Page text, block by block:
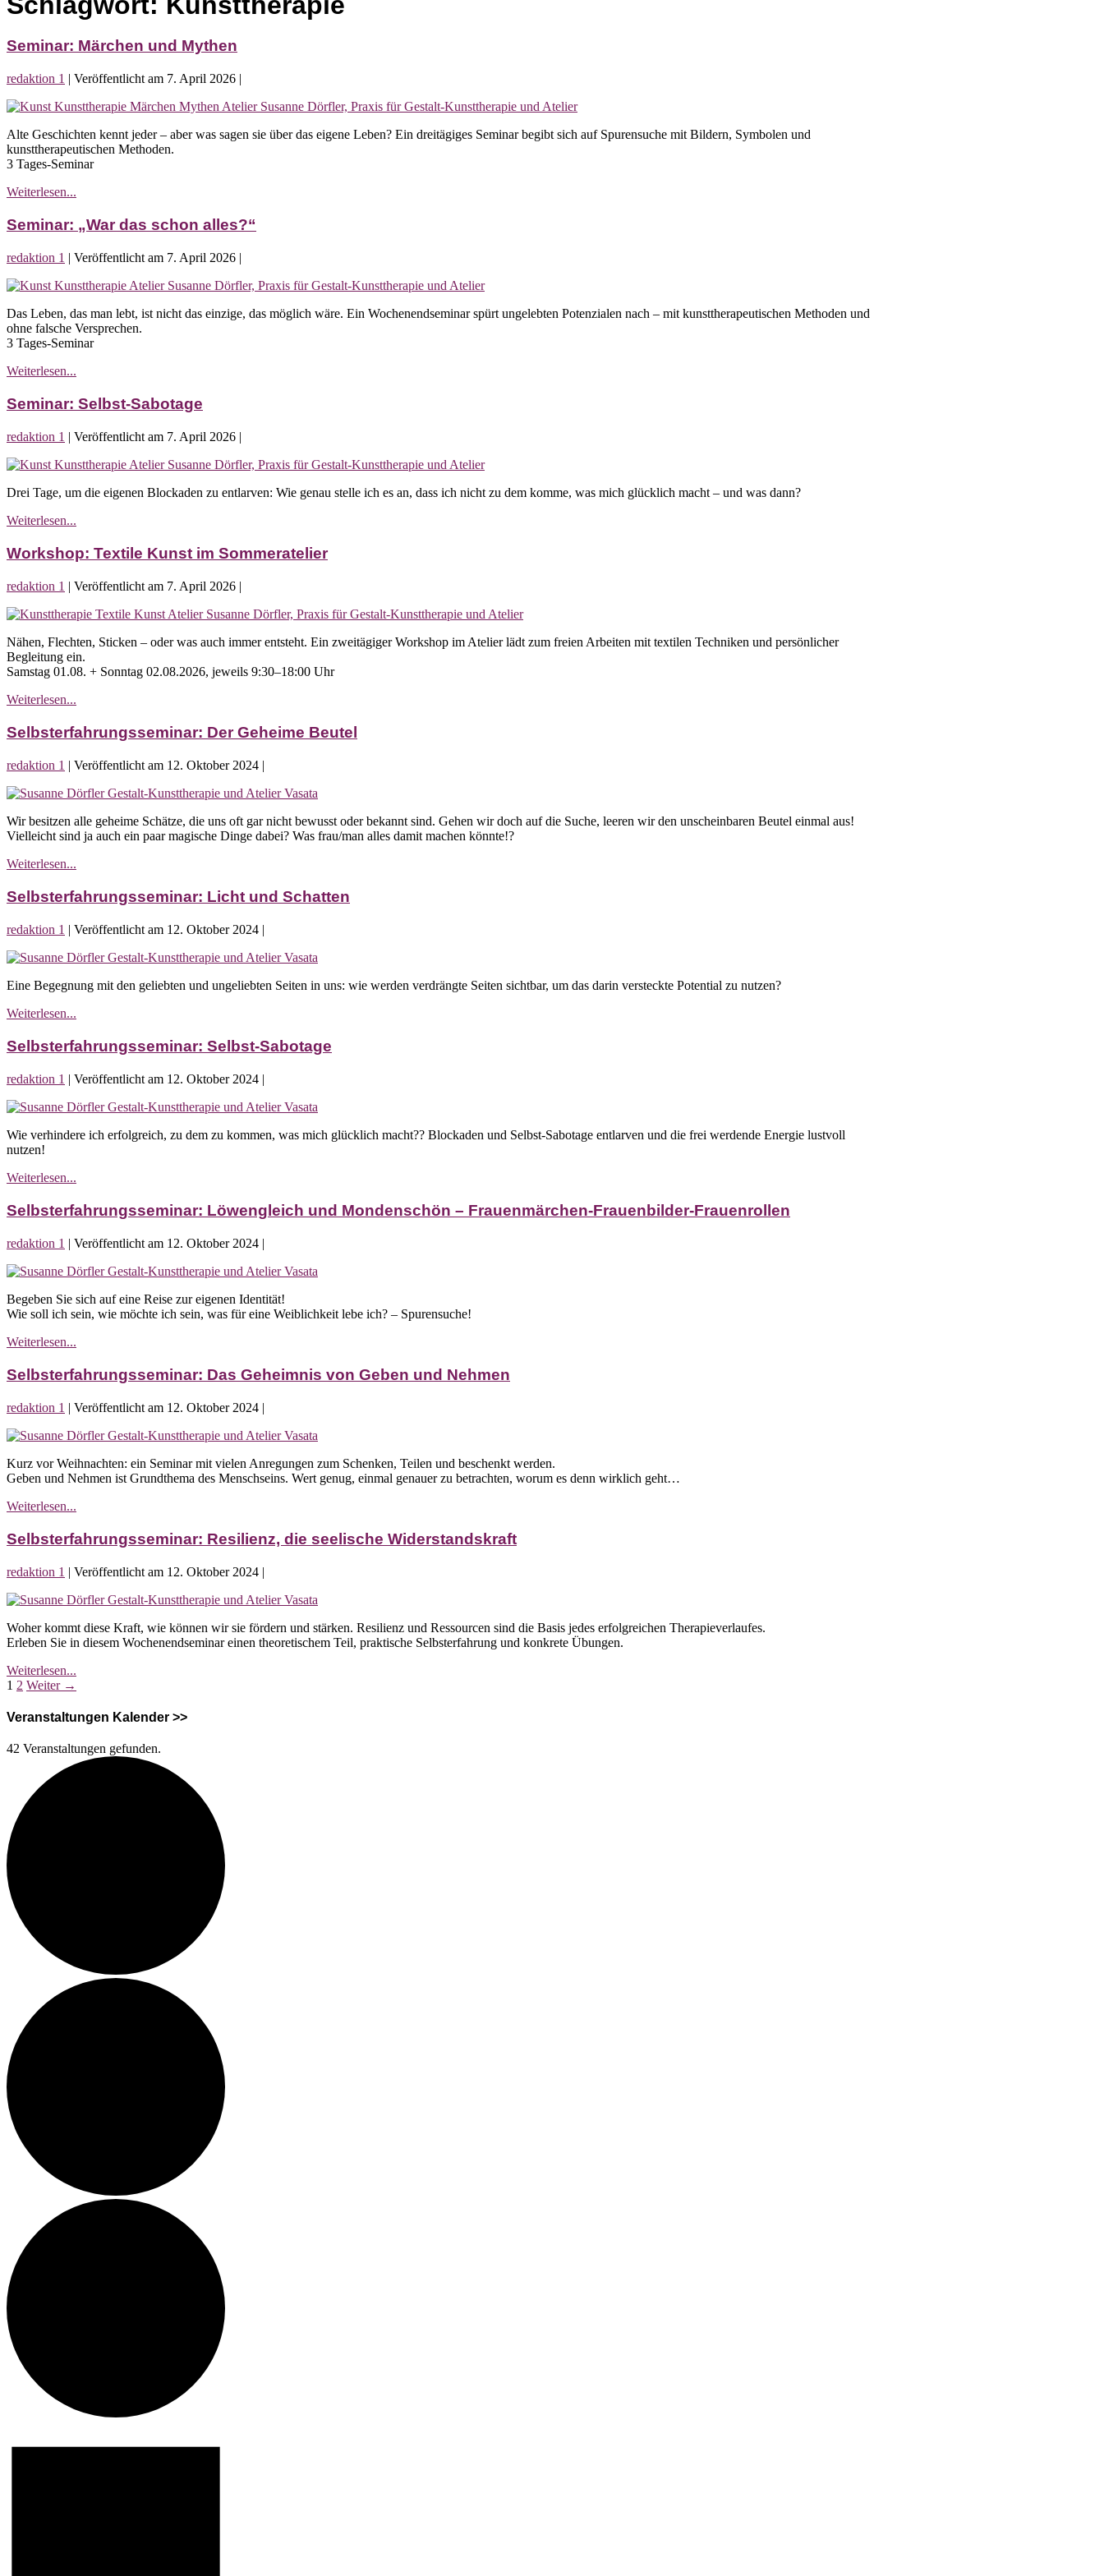
Seminar: Märchen und Mythen
redaktion 1 | Veröffentlicht am 7. April 2026 |
Seminar:
und
Mythen
Alte Geschichten kennt jeder – aber was sagen sie über das eigene Leben? Ein dreitägiges Seminar begibt sich auf Spurensuche mit Bildern, Symbolen und
kunsttherapeutischen Methoden.
3 Tages-Seminar
Weiterlesen...
und
Mythen
Seminar: „War das schon alles?“
redaktion 1 | Veröffentlicht am 7. April 2026 |
Seminar:
das
schon
alles?“
Das Leben, das man lebt, ist nicht das einzige, das möglich wäre. Ein Wochenendseminar spürt ungelebten Potenzialen nach – mit kunsttherapeutischen Methoden und
ohne falsche Versprechen.
3 Tages-Seminar
Weiterlesen...
das
schon
alles?“
Seminar: Selbst-Sabotage
redaktion 1 | Veröffentlicht am 7. April 2026 |
Seminar:
Sabotage
Drei Tage, um die eigenen Blockaden zu entlarven: Wie genau stelle ich es an, dass ich nicht zu dem komme, was mich glücklich macht – und was dann?
Weiterlesen...
Sabotage
Workshop: Textile Kunst im Sommeratelier
redaktion 1 | Veröffentlicht am 7. April 2026 |
Workshop:
Kunst
im
Sommeratelier
Nähen, Flechten, Sticken – oder was auch immer entsteht. Ein zweitägiger Workshop im Atelier lädt zum freien Arbeiten mit textilen Techniken und persönlicher
Begleitung ein.
Samstag 01.08. + Sonntag 02.08.2026, jeweils 9:30–18:00 Uhr
Weiterlesen...
Kunst
im
Sommeratelier
Selbsterfahrungsseminar: Der Geheime Beutel
redaktion 1 | Veröffentlicht am 12. Oktober 2024 |
Selbsterfahrungsseminar:
Geheime
Beutel
Wir besitzen alle geheime Schätze, die uns oft gar nicht bewusst oder bekannt sind. Gehen wir doch auf die Suche, leeren wir den unscheinbaren Beutel einmal aus!
Vielleicht sind ja auch ein paar magische Dinge dabei? Was frau/man alles damit machen könnte!?
Weiterlesen...
Geheime
Beutel
Selbsterfahrungsseminar: Licht und Schatten
redaktion 1 | Veröffentlicht am 12. Oktober 2024 |
Selbsterfahrungsseminar:
und
Eine Begegnung mit den geliebten und ungeliebten Seiten in uns: wie werden verdrängte Seiten sichtbar, um das darin versteckte Potential zu nutzen?
Weiterlesen...
und
Schatten
Selbsterfahrungsseminar: Selbst-Sabotage
redaktion 1 | Veröffentlicht am 12. Oktober 2024 |
Selbsterfahrungsseminar:
Sabotage
Wie verhindere ich erfolgreich, zu dem zu kommen, was mich glücklich macht?? Blockaden und Selbst-Sabotage entlarven und die frei werdende Energie lustvoll
nutzen!
Weiterlesen...
Sabotage
Selbsterfahrungsseminar: Löwengleich und Mondenschön – Frauenmärchen-Frauenbilder-Frauenrollen
redaktion 1 | Veröffentlicht am 12. Oktober 2024 |
Selbsterfahrungsseminar:
und
Mondenschön
Frauenmärchen-
Frauenrollen
Begeben Sie sich auf eine Reise zur eigenen Identität!
Wie soll ich sein, wie möchte ich sein, was für eine Weiblichkeit lebe ich? – Spurensuche!
Weiterlesen...
und
Mondenschön
–
Frauenmärchen-
Frauenbilder-
Frauenrollen
Selbsterfahrungsseminar: Das Geheimnis von Geben und Nehmen
redaktion 1 | Veröffentlicht am 12. Oktober 2024 |
Selbsterfahrungsseminar:
Geheimnis
von
und
Kurz vor Weihnachten: ein Seminar mit vielen Anregungen zum Schenken, Teilen und beschenkt werden.
Geben und Nehmen ist Grundthema des Menschseins. Wert genug, einmal genauer zu betrachten, worum es denn wirklich geht…
Weiterlesen...
Geheimnis
von
Geben
und
Nehmen
Selbsterfahrungsseminar: Resilienz, die seelische Widerstandskraft
redaktion 1 | Veröffentlicht am 12. Oktober 2024 |
Selbsterfahrungsseminar:
die
seelische
Woher kommt diese Kraft, wie können wir sie fördern und stärken. Resilienz und Ressourcen sind die Basis jedes erfolgreichen Therapieverlaufes.
Erleben Sie in diesem Wochenendseminar einen theoretischem Teil, praktische Selbsterfahrung und konkrete Übungen.
Weiterlesen...
seelische
Widerstandskraft
Seitennummerierung
der
1 2 Weiter →
Veranstaltungen Kalender >>
42 Veranstaltungen gefunden.